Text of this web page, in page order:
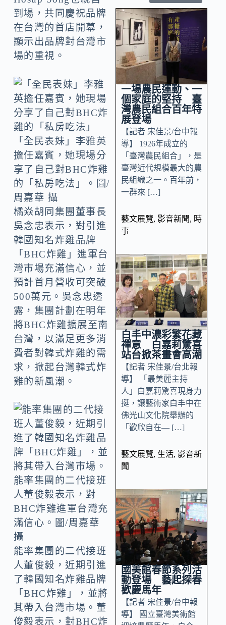
到場，共同慶祝品牌
在台灣的首店開幕，
顯示出品牌對台灣市
場的重視。
「全民表妹」李雅英
擔任嘉賓，她現場分
享了自己對BHC炸雞
的「私房吃法」。圖/
周嘉華 攝
橘焱胡同集團董事長
吳念忠表示，對引進
韓國知名炸雞品牌
「BHC炸雞」進軍台
灣市場充滿信心，並
預計首月營收可突破
500萬元。吳念忠透
露，集團計劃在明年
將BHC炸雞擴展至南
台灣，以滿足更多消
費者對韓式炸雞的需
求，掀起台灣韓式炸
雞的新風潮。
能率集團的二代接班
人董俊毅表示，對
BHC炸雞進軍台灣充
滿信心。圖/周嘉華
攝
能率集團的二代接班
人董俊毅，近期引進
了韓國知名炸雞品牌
「BHC炸雞」，並將
其帶入台灣市場。董
俊毅表示，對BHC炸
一場農民運動、一
個家庭的堅持 臺
灣農民組合百年特
展登場
【記者 宋佳景/台中報
導】 1926年成立的
「臺灣農民組合」，是
臺灣近代規模最大的農
民組織之一。百年前，
一群來 […]
藝文展覽, 影音新聞, 時
事
白丰中濃彩繁花藏
禪意 白嘉莉驚喜
站台掀茶畫會高潮
【記者 宋佳景/台北報
導】 「最美麗主持
人」白嘉莉驚喜現身力
挺，讓藝術家白丰中在
佛光山文化院舉辦的
「歡欣自在— […]
藝文展覽, 生活, 影音新
聞
國美館春節系列活
動登場 藝起探春
歡慶馬年
【記者 宋佳景/台中報
導】 國立臺灣美術館